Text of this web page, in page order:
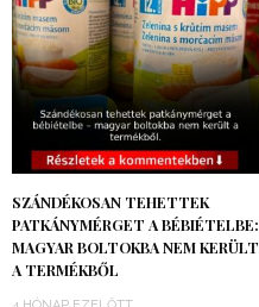
SZÁNDÉKOSAN TEHETTEK
PATKÁNYMÉRGET A BÉBIÉTELBE:
MAGYAR BOLTOKBA NEM KERÜLT
A TERMÉKBŐL